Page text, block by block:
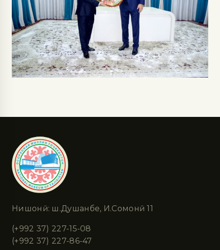
Нишонӣ: ш.Душанбе, И.Сомонӣ 11
(+992 37) 227-15-08
(+992 37) 227-86-47